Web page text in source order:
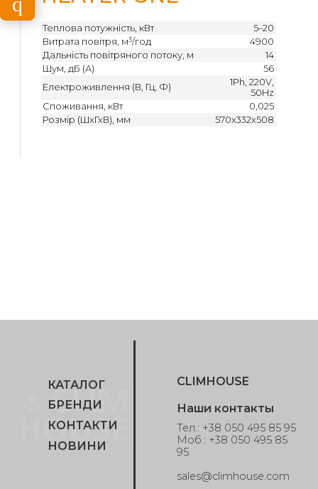
Теплова потужність, кВт
5–20
Витрата повітря, м3/год
4900
Дальність повітряного потоку, м
14
Шум, дБ (А)
56
Електроживлення (В, Гц, Ф)
1Ph, 220V,
50Hz
Споживання, кВт
0,025
Розмір (ШхГхВ), мм
570x332x508
КАТАЛОГ
БРЕНДИ
КОНТАКТИ
НОВИНИ
CLIMHOUSE
Наши контакты
Тел.: +38 050 495 85 95
Моб.: +38 050 495 85
95
sales@climhouse.com